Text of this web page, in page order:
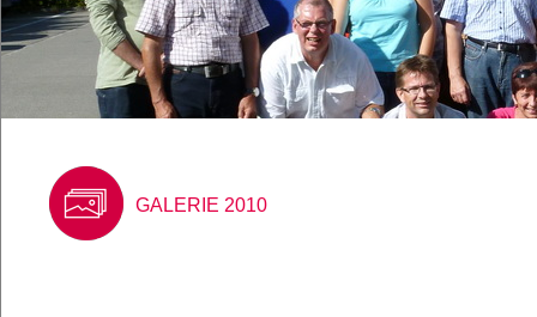
GALERIE 2010